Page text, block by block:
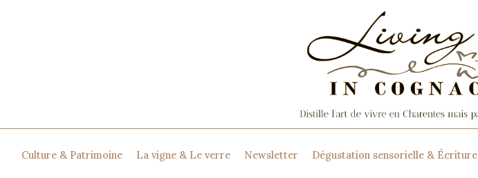
Culture & Patrimoine La vigne & Le verre Newsletter Dégustation sensorielle & Écriture